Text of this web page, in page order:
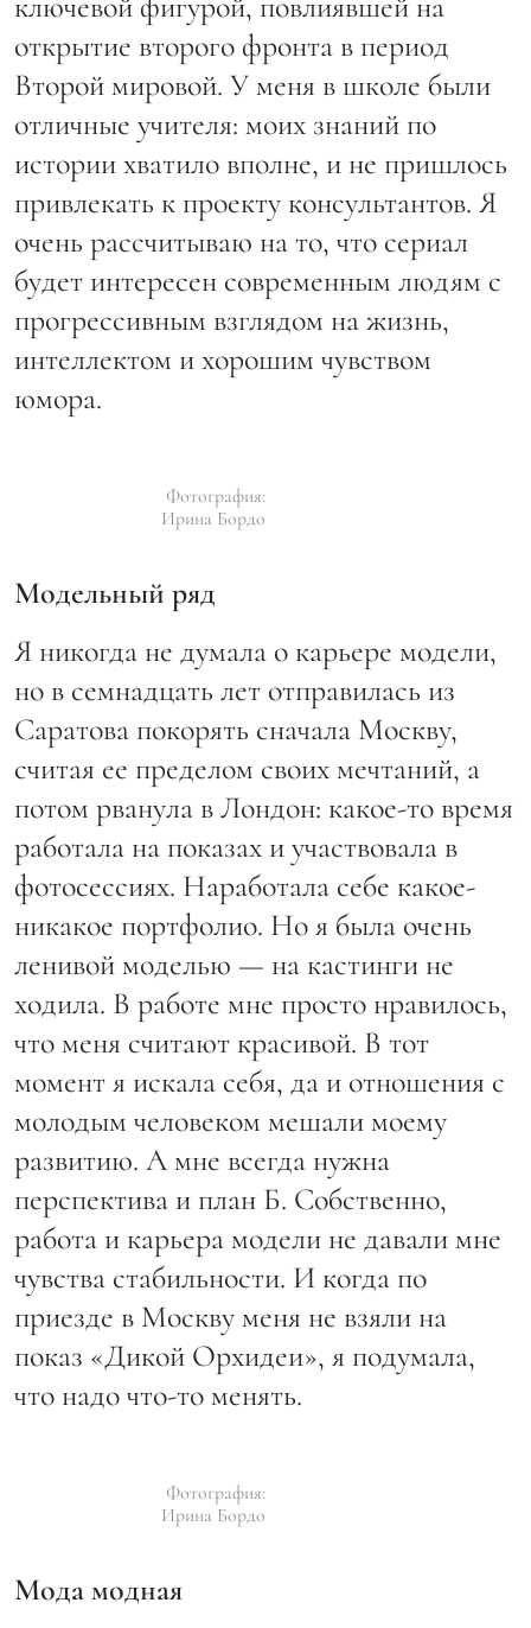
открытие второго фронта в период
Второй мировой. У меня в школе были
отличные учителя: моих знаний по
истории хватило вполне, и не пришлось
привлекать к проекту консультантов. Я
очень рассчитываю на то, что сериал
будет интересен современным людям с
прогрессивным взглядом на жизнь,
интеллектом и хорошим чувством
юмора.
Фотография:
Ирина Бордо
Модельный ряд
Я никогда не думала о карьере модели,
но в семнадцать лет отправилась из
Саратова покорять сначала Москву,
считая ее пределом своих мечтаний, а
потом рванула в Лондон: какое-то время
работала на показах и участвовала в
фотосессиях. Наработала себе какое-
никакое портфолио. Но я была очень
ленивой моделью — на кастинги не
ходила. В работе мне просто нравилось,
что меня считают красивой. В тот
момент я искала себя, да и отношения с
молодым человеком мешали моему
развитию. А мне всегда нужна
перспектива и план Б. Собственно,
работа и карьера модели не давали мне
чувства стабильности. И когда по
приезде в Москву меня не взяли на
показ «Дикой Орхидеи», я подумала,
что надо что-то менять.
Фотография:
Ирина Бордо
Мода модная